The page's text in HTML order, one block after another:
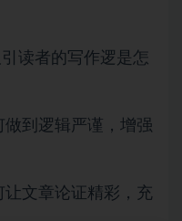
读者的写作逻是怎
做到逻辑严谨，增强
让文章论证精彩，充